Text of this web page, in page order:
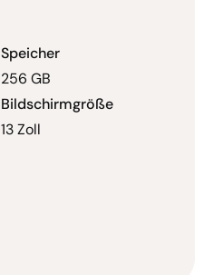
Speicher
256 GB
Bildschirmgröße
13 Zoll